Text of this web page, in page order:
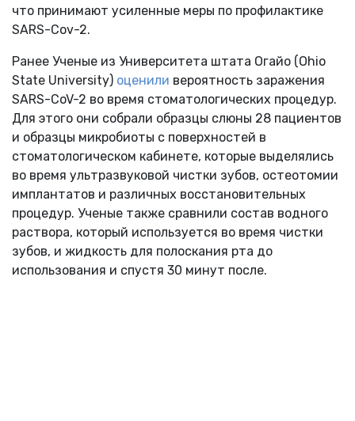
что принимают усиленные меры по профилактике
SARS-Cov-2.
Ранее Ученые из Университета штата Огайо (Ohio
State University) оценили вероятность заражения
SARS-CoV-2 во время стоматологических процедур.
Для этого они собрали образцы слюны 28 пациентов
и образцы микробиоты с поверхностей в
стоматологическом кабинете, которые выделялись
во время ультразвуковой чистки зубов, остеотомии
имплантатов и различных восстановительных
процедур. Ученые также сравнили состав водного
раствора, который используется во время чистки
зубов, и жидкость для полоскания рта до
использования и спустя 30 минут после.